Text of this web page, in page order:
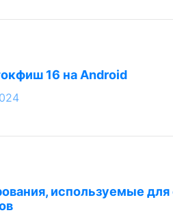
16 на Android
используемые для